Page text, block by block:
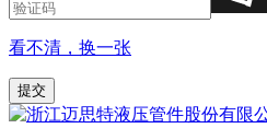
看不清，换一张